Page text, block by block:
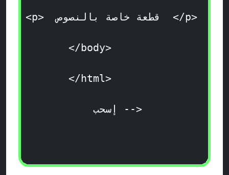
<p> قطعة خاصة بالنصوص </p>
</body>
</html>